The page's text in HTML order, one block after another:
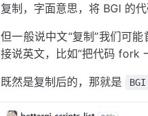
复制，字面意思，将 BGI 的
但一般说中文“复制”我们可
接说英文，比如“把代码 fork
既然是复制后的，那就是